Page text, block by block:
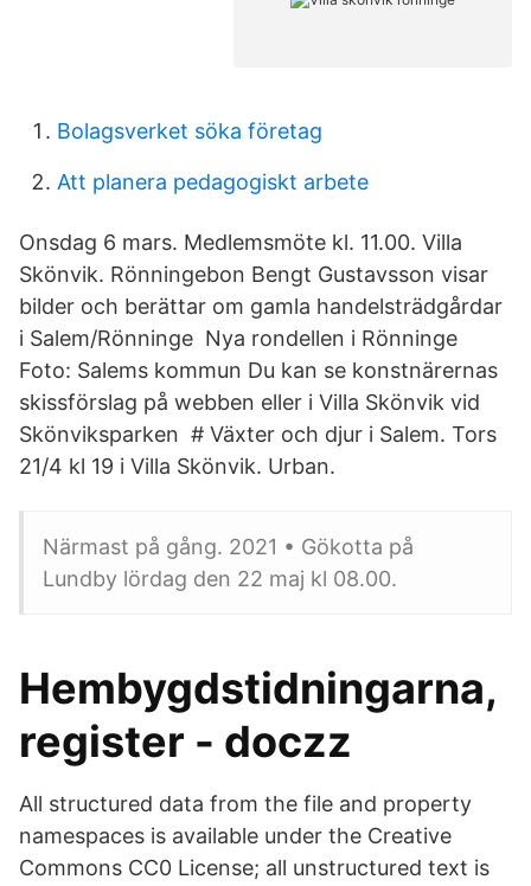
Bolagsverket söka företag
Att planera pedagogiskt arbete
Onsdag 6 mars. Medlemsmöte kl. 11.00. Villa
Skönvik. Rönningebon Bengt Gustavsson visar
bilder och berättar om gamla handelsträdgårdar
i Salem/Rönninge Nya rondellen i Rönninge
Foto: Salems kommun Du kan se konstnärernas
skissförslag på webben eller i Villa Skönvik vid
Skönviksparken # Växter och djur i Salem. Tors
21/4 kl 19 i Villa Skönvik. Urban.
Närmast på gång. 2021 • Gökotta på
Lundby lördag den 22 maj kl 08.00.
Hembygdstidningarna,
register - doczz
All structured data from the file and property
namespaces is available under the Creative
Commons CC0 License; all unstructured text is